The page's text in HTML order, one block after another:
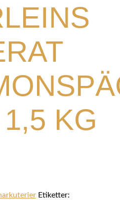
KG
Etiketter: